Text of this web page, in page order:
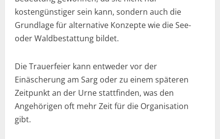
kostengünstiger sein kann, sondern auch die
Grundlage für alternative Konzepte wie die See-
oder Waldbestattung bildet.
Die Trauerfeier kann entweder vor der
Einäscherung am Sarg oder zu einem späteren
Zeitpunkt an der Urne stattfinden, was den
Angehörigen oft mehr Zeit für die Organisation
gibt.